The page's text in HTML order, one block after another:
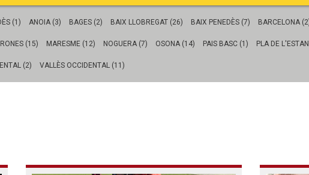
(1) ANOIA (3) BAGES (2) BAIX LLOBREGAT (26) BAIX PENEDÈS (7) BARCELONA
(15) MARESME (12) NOGUERA (7) OSONA (14) PAIS BASC (1) PLA DE
(2) VALLÈS OCCIDENTAL (11)
Butlletins
Diari de la Fundació
Xarxes socials